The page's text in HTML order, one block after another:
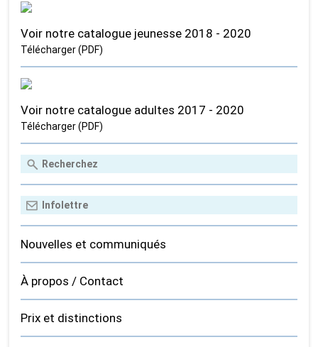
Voir notre catalogue jeunesse 2018 - 2020
Télécharger (PDF)
Voir notre catalogue adultes 2017 - 2020
Télécharger (PDF)
Nouvelles et communiqués
À propos / Contact
Prix et distinctions